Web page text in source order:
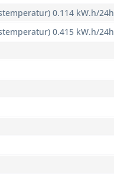
0.114 kW.h/24h
0.415 kW.h/24h